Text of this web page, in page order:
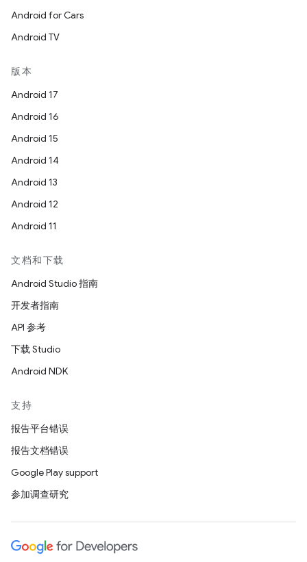
Android for Cars
Android TV
版本
Android 17
Android 16
Android 15
Android 14
Android 13
Android 12
Android 11
文档和下载
Android Studio 指南
开发者指南
API 参考
下载 Studio
Android NDK
支持
报告平台错误
报告文档错误
Google Play support
参加调查研究